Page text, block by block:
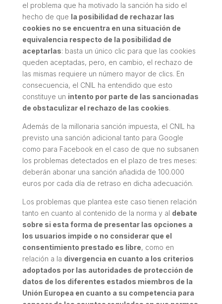
el problema que ha motivado la sanción ha sido el
hecho de que la posibilidad de rechazar las
cookies no se encuentra en una situación de
equivalencia respecto de la posibilidad de
aceptarlas: basta un único clic para que las cookies
queden aceptadas, pero, en cambio, el rechazo de
las mismas requiere un número mayor de clics. En
consecuencia, el CNIL ha entendido que esto
constituye un intento por parte de las sancionadas
de obstaculizar el rechazo de las cookies.
Además de la millonaria sanción impuesta, el CNIL ha
previsto una sanción adicional tanto para Google
como para Facebook en el caso de que no subsanen
los problemas detectados en el plazo de tres meses:
deberán abonar una sanción añadida de 100.000
euros por cada día de retraso en dicha adecuación.
Los problemas que plantea este caso tienen relación
tanto en cuanto al contenido de la norma y al debate
sobre si esta forma de presentar las opciones a
los usuarios impide o no considerar que el
consentimiento prestado es libre, como en
relación a la divergencia en cuanto a los criterios
adoptados por las autoridades de protección de
datos de los diferentes estados miembros de la
Unión Europea en cuanto a su competencia para